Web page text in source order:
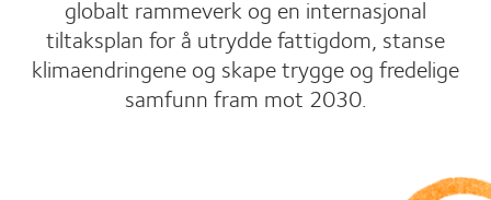
globalt rammeverk og en internasjonal
tiltaksplan for å utrydde fattigdom, stanse
klimaendringene og skape trygge og fredelige
samfunn fram mot 2030.